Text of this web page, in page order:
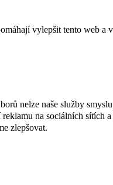
vylepšit tento web a
nelze naše služby
na sociálních sítích
zlepšovat.